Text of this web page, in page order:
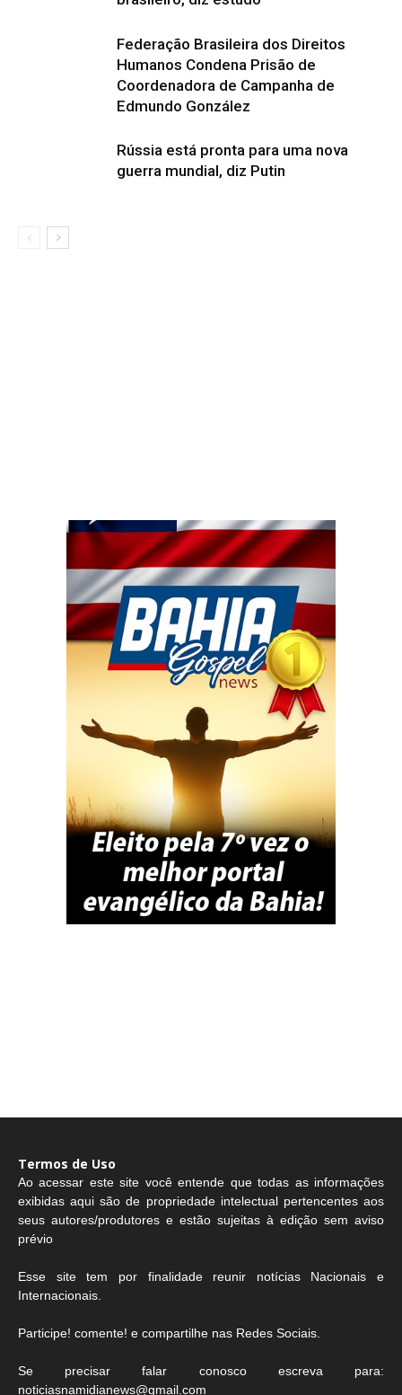
Federação Brasileira dos Direitos
Humanos Condena Prisão de
Coordenadora de Campanha de
Edmundo González
Rússia está pronta para uma nova
guerra mundial, diz Putin
Termos de Uso
Ao acessar este site você entende que todas as informações
exibidas aqui são de propriedade intelectual pertencentes aos
seus autores/produtores e estão sujeitas à edição sem aviso
prévio
Esse site tem por finalidade reunir notícias Nacionais e
Internacionais.
Participe! comente! e compartilhe nas Redes Sociais.
Se precisar falar conosco escreva para:
noticiasnamidianews@gmail.com